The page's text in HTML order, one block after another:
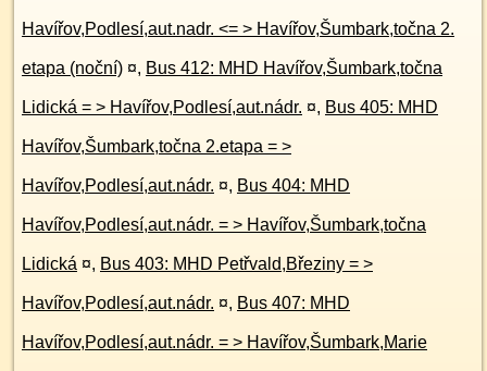
Havířov,Podlesí,aut.nadr. <= > Havířov,Šumbark,točna 2.
etapa (noční) ¤, Bus 412: MHD Havířov,Šumbark,točna
Lidická = > Havířov,Podlesí,aut.nádr. ¤, Bus 405: MHD
Havířov,Šumbark,točna 2.etapa = >
Havířov,Podlesí,aut.nádr. ¤, Bus 404: MHD
Havířov,Podlesí,aut.nádr. = > Havířov,Šumbark,točna
Lidická ¤, Bus 403: MHD Petřvald,Březiny = >
Havířov,Podlesí,aut.nádr. ¤, Bus 407: MHD
Havířov,Podlesí,aut.nádr. = > Havířov,Šumbark,Marie